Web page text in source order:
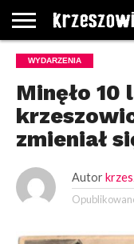
STRONA
GŁÓWNA
WYBORY
WYBIERZ
ROZKŁADY
GREGORCZYK
KONTAKT
WYDARZENIA
Minęło
zmieniał
Autor